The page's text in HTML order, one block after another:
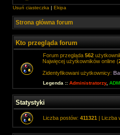
Usuń ciasteczka | Ekipa
Strona główna forum
Kto przegląda forum
Forum przegląda 562
Najwięcej użytkowników online (
Zidentyfikowani użytkownicy:
Legenda :: Administratorzy,
Statystyki
Liczba postów: 411321 | Liczba